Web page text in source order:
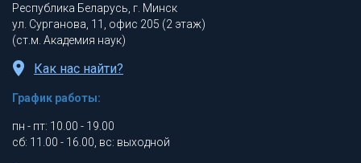
Республика Беларусь, г. Минск
ул. Сурганова, 11, офис 205 (2 этаж)
(ст.м. Академия наук)
Как нас найти?
График работы:
пн - пт: 10.00 - 19.00
сб: 11.00 - 16.00, вс: выходной